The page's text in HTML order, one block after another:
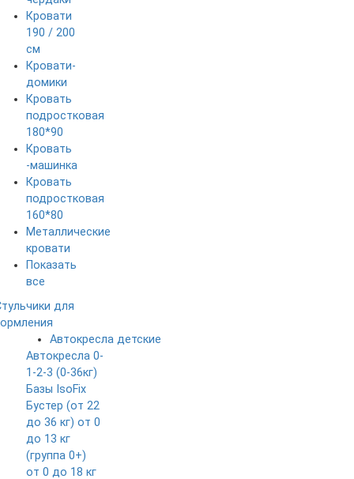
Кровати
190 / 200
см
Кровати-
домики
Кровать
подростковая
180*90
Кровать
-машинка
Кровать
подростковая
160*80
Металлические
кровати
Показать
все
для
Автокресла детские
Автокресла 0-
1-2-3 (0-36кг)
Базы IsoFix
Бустер (от 22
до 36 кг) от 0
до 13 кг
(группа 0+)
от 0 до 18 кг